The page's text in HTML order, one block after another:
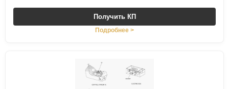
Получить КП
Подробнее >